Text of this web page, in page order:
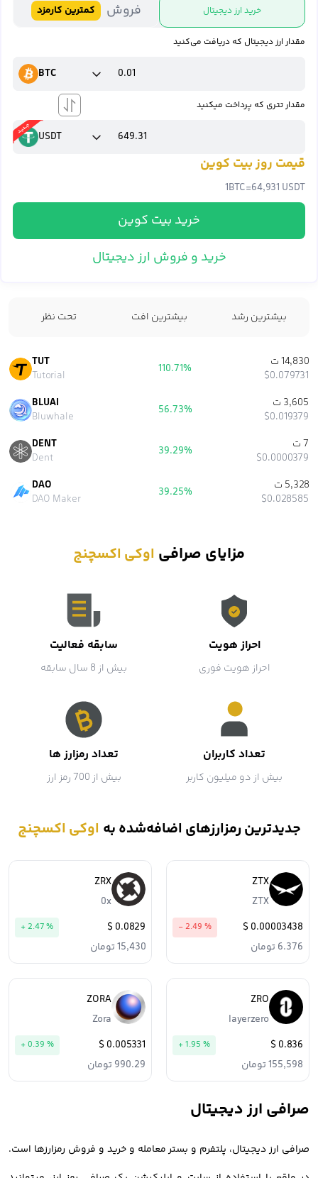
خرید ارز دیجیتال فروش کمترین کارمزد
مقدار ارز دیجیتال که دریافت می‌کنید
BTC
مقدار تتری که پرداخت میکنید
USDT
قیمت روز بیت کوین
1BTC=64,931 USDT
خرید بیت کوین
خرید و فروش ارز دیجیتال
بیشترین رشد بیشترین افت تحت نظر
TUT
Tutorial
110.71%
14,830 ت
$0.079731
BLUAI
Bluwhale
56.73%
3,605 ت
$0.019379
DENT
Dent
39.29%
7 ت
$0.0000379
DAO
DAO Maker
39.25%
5,328 ت
$0.028585
مزایای صرافی اوکی اکسچنج
احراز هویت
احراز هویت فوری
سابقه فعالیت
بیش از 8 سال سابقه
تعداد کاربران
بیش از دو میلیون کاربر
تعداد رمزارز ها
بیش از 700 رمز ارز
جدیدترین رمزارزهای اضافه‌شده به اوکی اکسچنج
ZTX
ZTX
0.00003438 $
- 2.49 %
6.376 تومان
ZRX
0x
0.0829 $
+ 2.47 %
15,430 تومان
ZRO
layerzero
0.836 $
+ 1.95 %
155,598 تومان
ZORA
Zora
0.005331 $
+ 0.39 %
990.29 تومان
صرافی ارز دیجیتال
صرافی ارز دیجیتال، پلتفرم و بستر معامله و خرید و فروش رمزارزها است.